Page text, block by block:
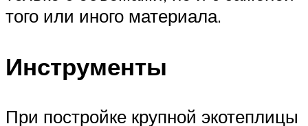
того или иного материала.
Инструменты
При постройке крупной экотеплицы